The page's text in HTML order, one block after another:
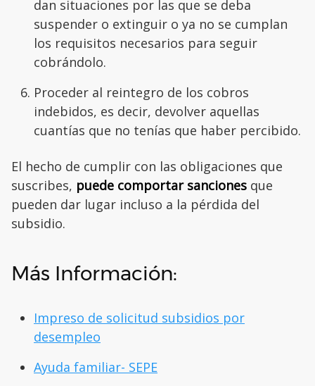
dan situaciones por las que se deba
suspender o extinguir o ya no se cumplan
los requisitos necesarios para seguir
cobrándolo.
Proceder al reintegro de los cobros
indebidos, es decir, devolver aquellas
cuantías que no tenías que haber percibido.
El hecho de cumplir con las obligaciones que
suscribes, puede comportar sanciones que
pueden dar lugar incluso a la pérdida del
subsidio.
Más Información:
Impreso de solicitud subsidios por
desempleo
Ayuda familiar- SEPE